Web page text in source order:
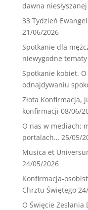
dawna niesłyszanej
33 Tydzień
21/06/2026
Spotkanie dla
niewygodne tematy
Spotkanie kobiet.
odnajdywaniu
Złota Konfirmacja,
konfirmacji 08/06/
O nas w mediach;
portalach… 25/05/
Musica et
24/05/2026
Konfirmacja-
Chrztu Świętego
O Święcie